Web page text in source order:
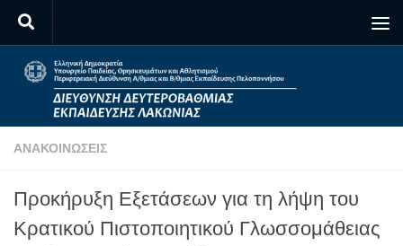
Skip to content
ΑΝΑΚΟΙΝΏΣΕΙΣ
Προκήρυξη Εξετάσεων για τη λήψη του
Κρατικού Πιστοποιητικού Γλωσσομάθειας